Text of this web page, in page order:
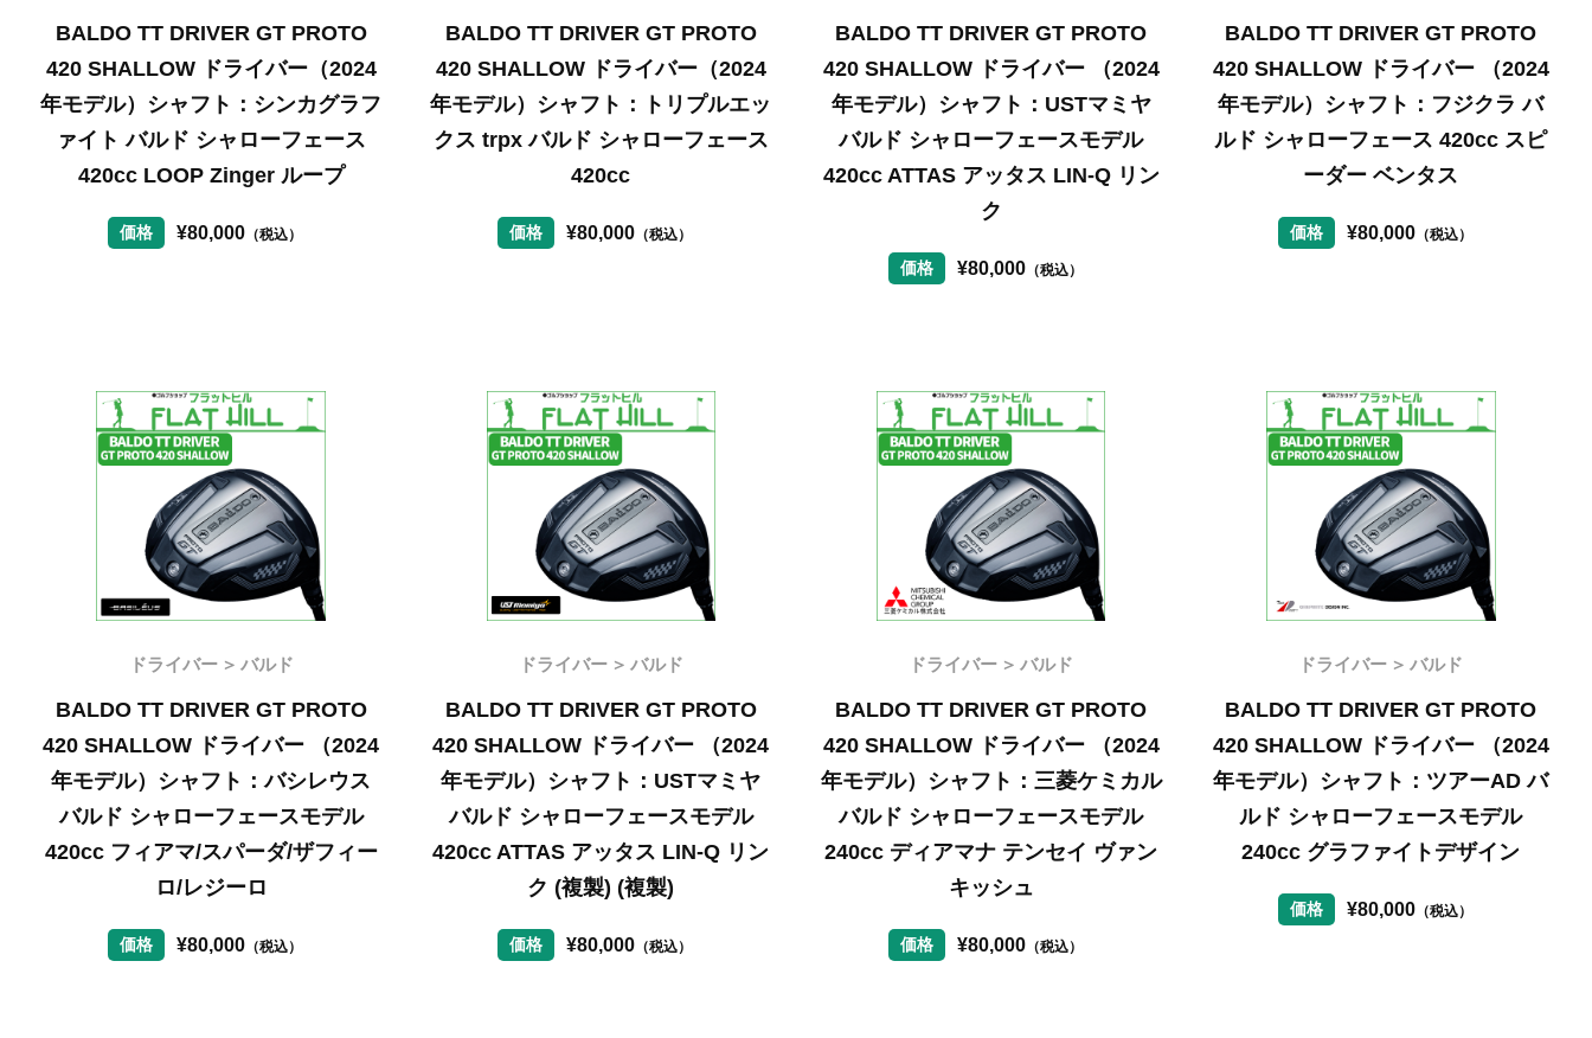
BALDO TT DRIVER GT PROTO
420 SHALLOW ドライバー（2024
年モデル）シャフト：シンカグラフ
ァイト バルド シャローフェース
420cc LOOP Zinger ループ
価格 ¥80,000 （税込）
BALDO TT DRIVER GT PROTO
420 SHALLOW ドライバー（2024
年モデル）シャフト：トリプルエッ
クス trpx バルド シャローフェース
420cc
価格 ¥80,000 （税込）
BALDO TT DRIVER GT PROTO
420 SHALLOW ドライバー （2024
年モデル）シャフト：USTマミヤ
バルド シャローフェースモデル
420cc ATTAS アッタス LIN-Q リン
ク
価格 ¥80,000（税込）
BALDO TT DRIVER GT PROTO
420 SHALLOW ドライバー （2024
年モデル）シャフト：フジクラ バ
ルド シャローフェース 420cc スピ
ーダー ベンタス
価格 ¥80,000（税込）
ドライバー バルド
BALDO TT DRIVER GT PROTO
420 SHALLOW ドライバー （2024
年モデル）シャフト：バシレウス
バルド シャローフェースモデル
420cc フィアマ/スパーダ/ザフィー
ロ/レジーロ
価格 ¥80,000 （税込）
ドライバー バルド
BALDO TT DRIVER GT PROTO
420 SHALLOW ドライバー （2024
年モデル）シャフト：USTマミヤ
バルド シャローフェースモデル
420cc ATTAS アッタス LIN-Q リン
ク (複製) (複製)
価格 ¥80,000 （税込）
ドライバー バルド
BALDO TT DRIVER GT PROTO
420 SHALLOW ドライバー （2024
年モデル）シャフト：三菱ケミカル
バルド シャローフェースモデル
240cc ディアマナ テンセイ ヴァン
キッシュ
価格 ¥80,000（税込）
ドライバー バルド
BALDO TT DRIVER GT PROTO
420 SHALLOW ドライバー （2024
年モデル）シャフト：ツアーAD バ
ルド シャローフェースモデル
240cc グラファイトデザイン
価格 ¥80,000（税込）